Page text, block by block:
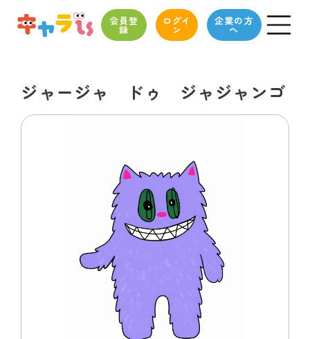
会員登
録
ログイ
ン
企業の方
へ
ジャージャ ドゥ ジャジャンゴ